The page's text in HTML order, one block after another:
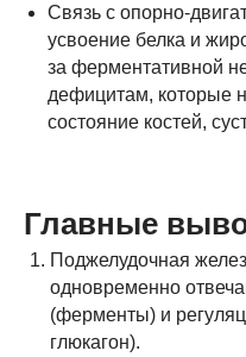
Связь с опорно-
усвоение белка и
за ферментативной
дефицитам, которые
состояние костей,
Главные
Поджелудочная
одновременно
(ферменты) и
глюкагон).